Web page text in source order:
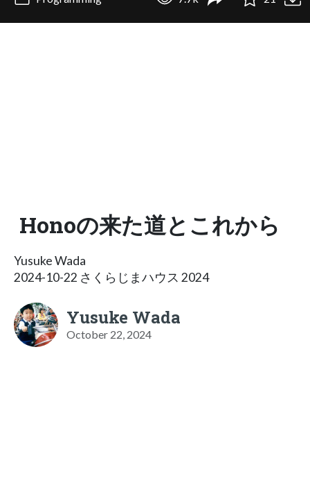
Honoの来た道とこれから
Yusuke Wada
2024-10-22 さくらじまハウス 2024
Yusuke Wada
October 22, 2024